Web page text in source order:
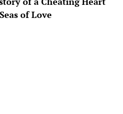
of Love